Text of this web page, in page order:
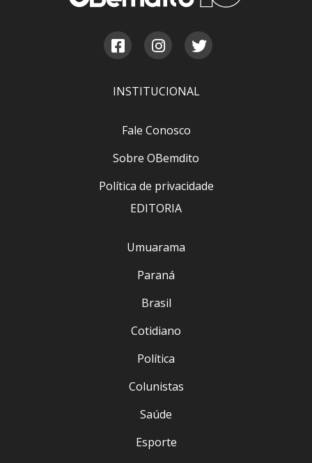
INSTITUCIONAL
Fale Conosco
Sobre OBemdito
Política de privacidade
EDITORIA
Umuarama
Paraná
Brasil
Cotidiano
Política
Colunistas
Saúde
Esporte